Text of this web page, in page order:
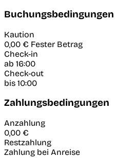
Buchungsbedingungen
Kaution
0,00 € Fester Betrag
Check-in
ab 16:00
Check-out
bis 10:00
Zahlungsbedingungen
Anzahlung
0,00 €
Restzahlung
Zahlung bei Anreise